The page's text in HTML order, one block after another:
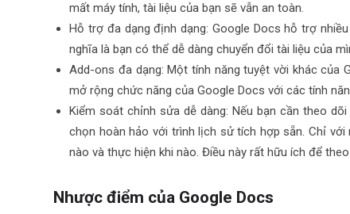
mất máy tính, tài liệu của bạn sẽ vẫn an toàn.
Hỗ trợ đa dạng định dạng: Google Docs hỗ trợ
nghĩa là bạn có thể dễ dàng chuyển đổi tài liệu của
Add-ons đa dạng: Một tính năng tuyệt vời khác của
mở rộng chức năng của Google Docs với các tính
Kiểm soát chỉnh sửa dễ dàng: Nếu bạn cần theo
chọn hoàn hảo với trình lịch sử tích hợp sẵn. Chỉ
nào và thực hiện khi nào. Điều này rất hữu ích để
Nhược điểm của Google Docs